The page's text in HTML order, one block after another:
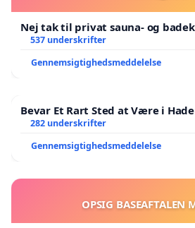
Nej tak til privat sauna- og
537 underskrifter
Gennemsigtighedsmeddelelse
Bevar Et Rart Sted at Være i
282 underskrifter
Gennemsigtighedsmeddelelse
OPSIG BASEAFTALEN